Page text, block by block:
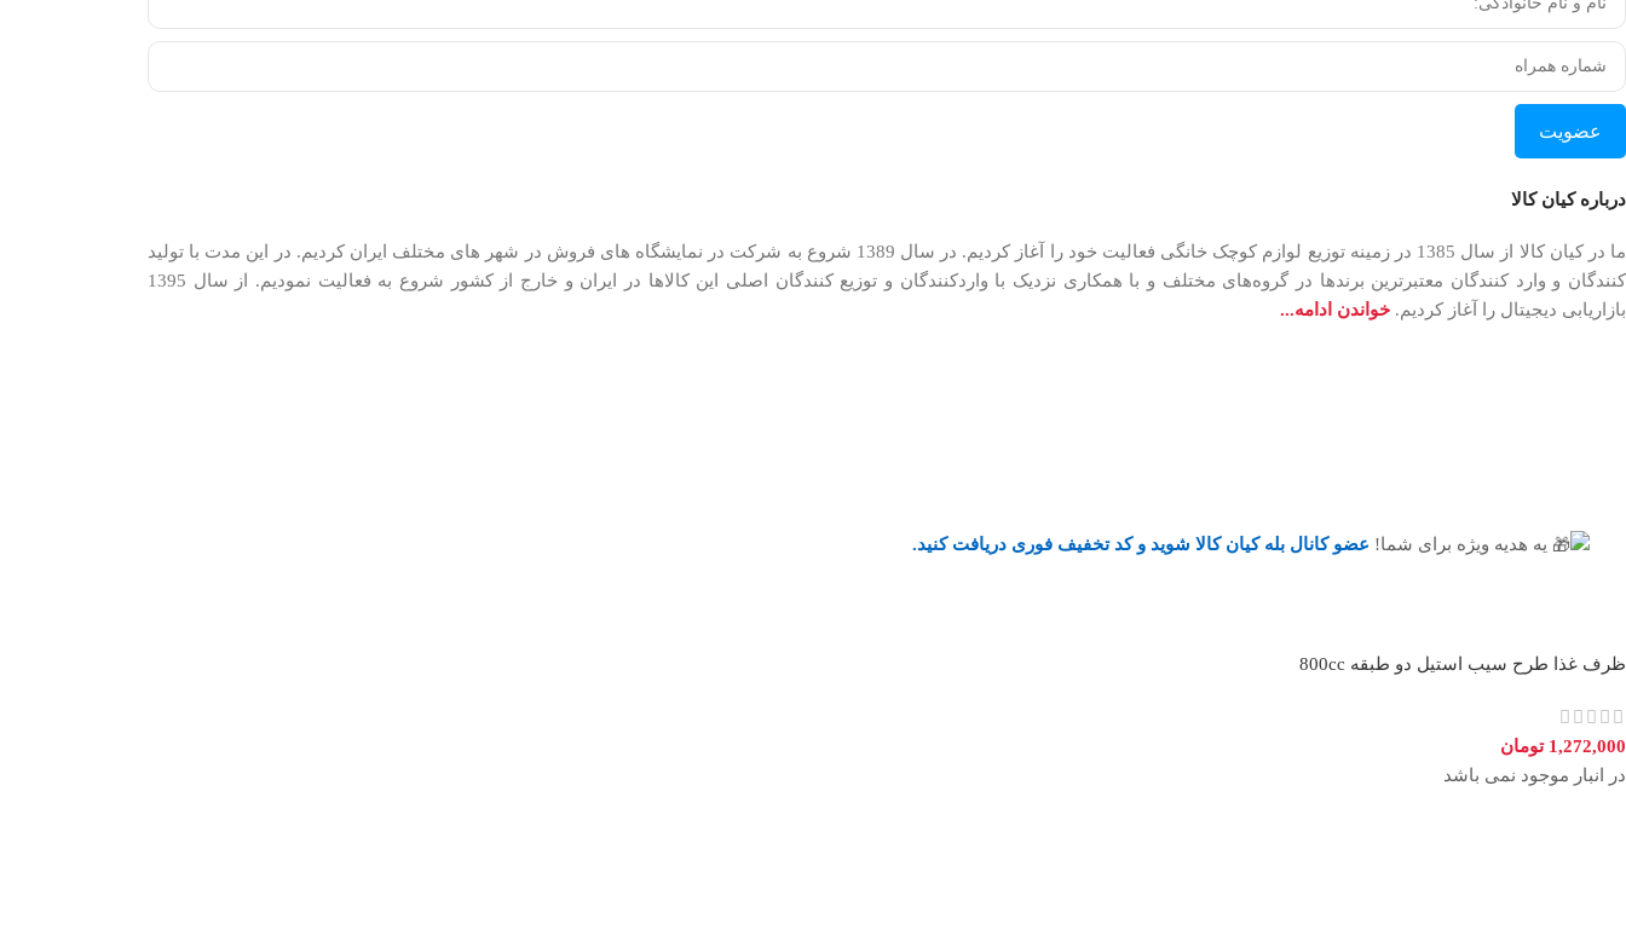
عضویت
درباره کیان کالا
ما در کیان کالا از سال 1385 در زمینه توزیع لوازم کوچک خانگی فعالیت خود را آغاز کردیم. در سال 1389 شروع به شرکت در نمایشگاه های فروش در شهر های مختلف ایران کردیم. در اين مدت با توليد
كنندگان و وارد كنندگان معتبرترین برندها در گروه‌‏های مختلف و با همکاری نزدیک با وارد‏کنندگان و توزیع‏ کنندگان اصلی این کالاها در ایران و خارج از کشور شروع به فعاليت نمودیم. از سال 1395
بازاریابی دیجیتال را آغاز کردیم. خواندن ادامه...
یه هدیه ویژه برای شما! عضو کانال بله کیان کالا شوید و کد تخفیف فوری دریافت کنید.
ظرف غذا طرح سیب استیل دو طبقه 800cc
1,272,000 تومان
در انبار موجود نمی باشد